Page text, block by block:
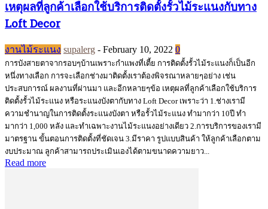
เหตุผลที่ลูกค้าเลือกใช้บริการติดตั้งรั้วไม้ระแนงกับทาง
Loft Decor
งานไม้ระแนง supalerg - February 10, 2022 0
การบังสายตาจากรอบๆบ้านเพราะกำแพงที่เตี้ย การติดตั้งรั้วไม้ระแนงก็เป็นอีก
หนึ่งทางเลือก การจะเลือกช่างมาติดตั้งเราต้องพิจรณาหลายๆอย่าง เช่น
ประสบการณ์ ผลงานที่ผ่านมา และอีกหลายๆข้อ เหตุผลที่ลูกค้าเลือกใช้บริการ
ติดตั้งรั้วไม้ระแนง หรือระแนงบังตากับทาง Loft Decor เพราะว่า 1.ช่างเรามี
ความชำนาญในการติดตั้งระแนงบังตา หรือรั้วไม้ระแนง ทำมากว่า 10ปี ทำ
มากว่า 1,000 หลัง และทำเฉพาะงานไม้ระแนงอย่างเดียว 2.การบริการของเรามี
มาตรฐาน ขั้นตอนการติดตั้งที่ชัดเจน 3.มีราคา รูปแบบสินค้า ให้ลูกค้าเลือกตาม
งบประมาณ ลูกค้าสามารถประเมินเองได้ตามขนาดความยาว...
Read more